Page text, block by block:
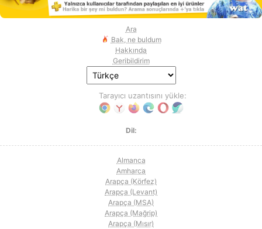
Ara
Bak, ne buldum
Hakkında
Geribildirim
Tarayıcı uzantısını yükle:
Dil:
Almanca
Amharca
Arapça (Körfez)
Arapça (Levant)
Arapça (MSA)
Arapça (Mağrip)
Arapça (Mısır)